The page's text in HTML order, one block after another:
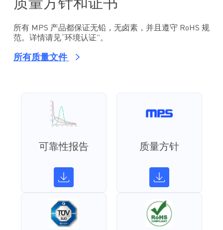
质量方针和证书
所有 MPS 产品都保证无铅，无卤素，并且遵守 RoHS 规
范。详情请见“环境认证”。
所有质量文件
可靠性报告 质量方针